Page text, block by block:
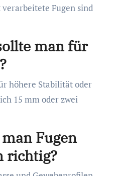
Fugen sind
man für
15 mm oder zwei
Fugen
richtig?